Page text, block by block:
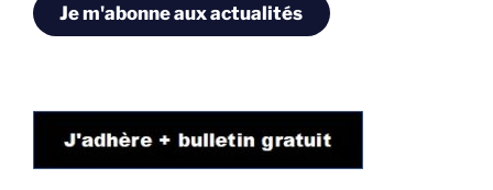
Je m'abonne aux actualités